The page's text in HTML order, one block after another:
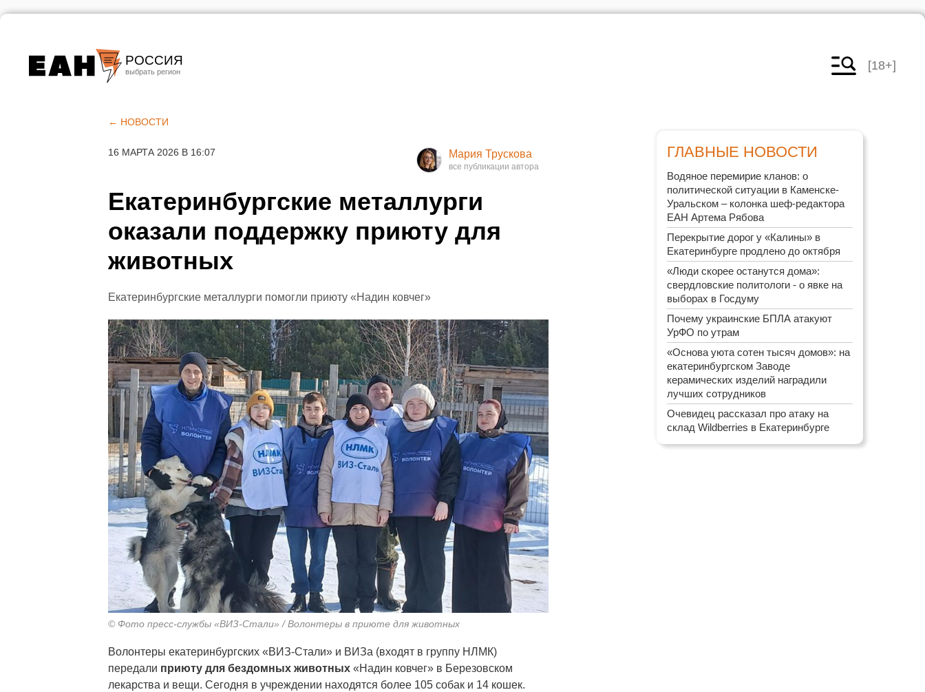
РОССИЯ
Челябинск
[18+]
← НОВОСТИ
16 МАРТА 2026 В 16:07 Мария Трускова
Екатеринбургские металлурги
оказали поддержку приюту для
животных
Екатеринбургские металлурги помогли приюту «Надин ковчег»
© Фото пресс-службы «ВИЗ-Стали» / Волонтеры в приюте для животных
Волонтеры екатеринбургских «ВИЗ-Стали» и ВИЗа (входят в группу НЛМК)
передали приюту для бездомных животных «Надин ковчег» в Березовском
лекарства и вещи. Сегодня в учреждении находятся более 105 собак и 14 кошек.
ГЛАВНЫЕ НОВОСТИ
Водяное перемирие кланов: о
политической ситуации в Каменске-
Уральском – колонка шеф-редактора
ЕАН Артема Рябова
Перекрытие дорог у «Калины» в
Екатеринбурге продлено до октября
«Люди скорее останутся дома»:
свердловские политологи - о явке на
выборах в Госдуму
Почему украинские БПЛА атакуют
УрФО по утрам
«Основа уюта сотен тысяч домов»: на
екатеринбургском Заводе
керамических изделий наградили
лучших сотрудников
Очевидец рассказал про атаку на
склад Wildberries в Екатеринбурге